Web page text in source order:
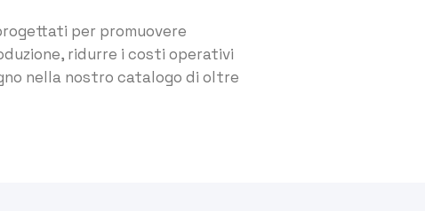
per promuovere
ridurre i costi operativi
nella nostro catalogo di oltre